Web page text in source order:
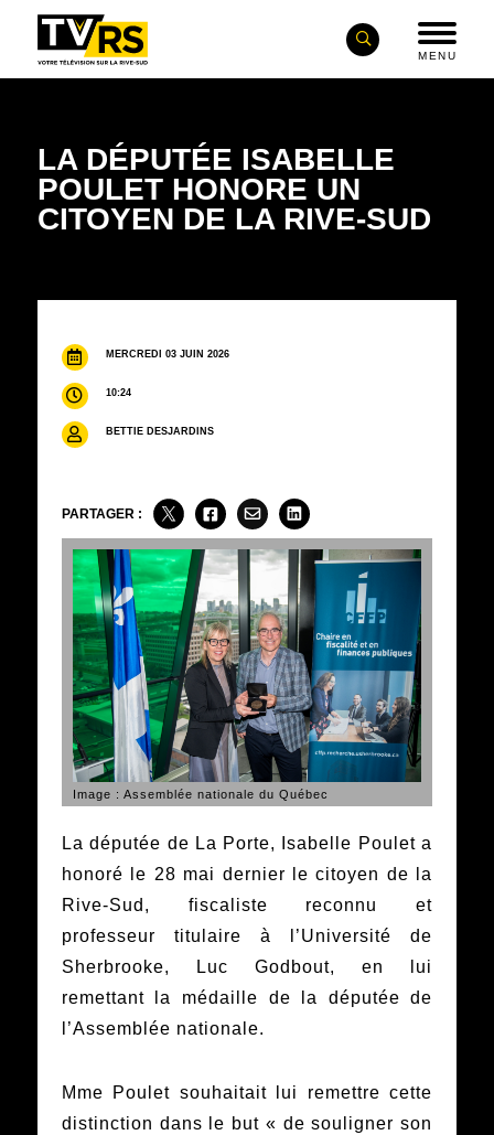
MENU
LA DÉPUTÉE ISABELLE
POULET HONORE UN
CITOYEN DE LA RIVE-SUD
MERCREDI 03 JUIN 2026
10:24
BETTIE DESJARDINS
PARTAGER :
Image : Assemblée nationale du Québec
La députée de La Porte, Isabelle Poulet a
honoré le 28 mai dernier le citoyen de la
Rive-Sud, fiscaliste reconnu et
professeur titulaire à l’Université de
Sherbrooke, Luc Godbout, en lui
remettant la médaille de la députée de
l’Assemblée nationale.
Mme Poulet souhaitait lui remettre cette
distinction dans le but « de souligner son